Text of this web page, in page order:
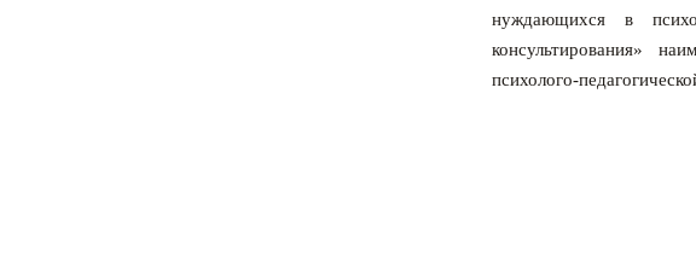
нуждающихся в
консультирования»
психолого-